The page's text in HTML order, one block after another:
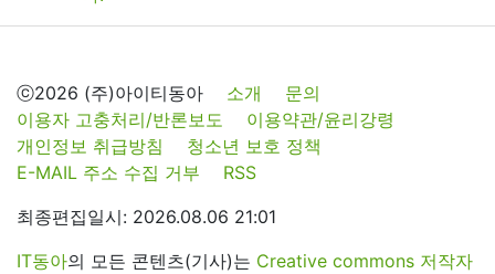
ⓒ2026 (주)아이티동아 소개
문의
이용자 고충처리/반론보도
이용약관/윤리강령
개인정보 취급방침
청소년 보호 정책
E-MAIL 주소 수집 거부
RSS
최종편집일시: 2026.08.06 21:01
IT동아의 모든 콘텐츠(기사)는 Creative commons 저작자